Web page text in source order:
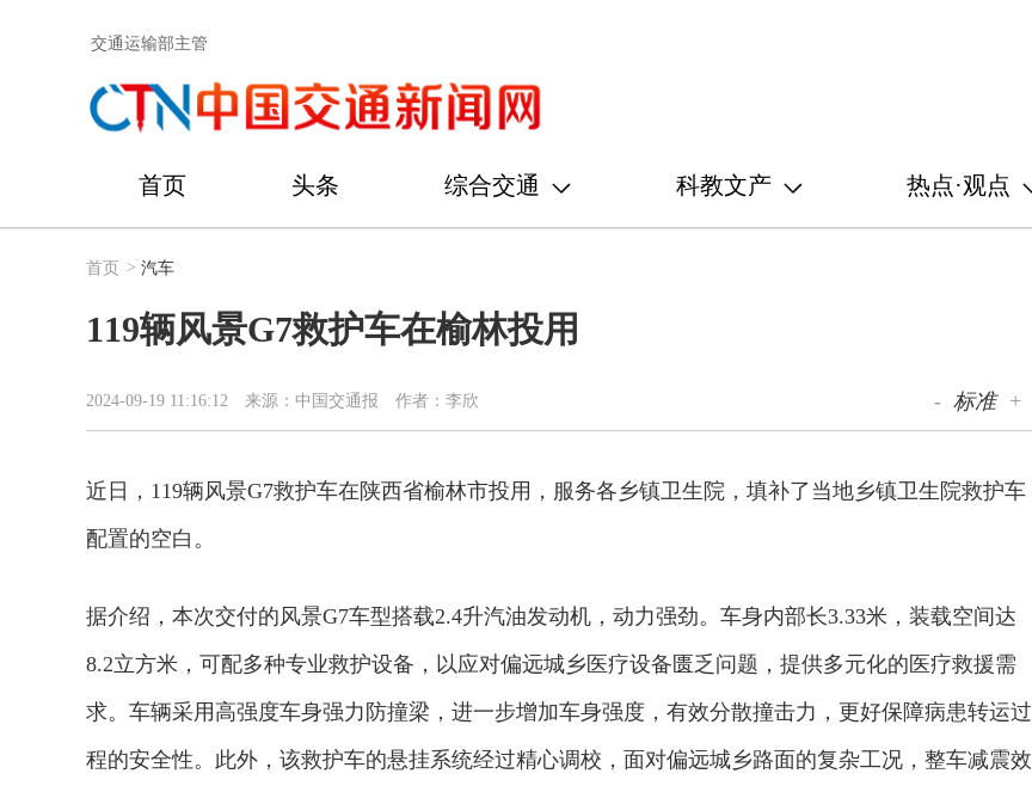
交通运输部主管
首页 头条 综合交通 科教文产 热点·观点
首页 > 汽车
119辆风景G7救护车在榆林投用
2024-09-19 11:16:12 来源：中国交通报 作者：李欣 - 标准 +
近日，119辆风景G7救护车在陕西省榆林市投用，服务各乡镇卫生院，填补了当地乡镇卫生院救护车
配置的空白。
据介绍，本次交付的风景G7车型搭载2.4升汽油发动机，动力强劲。车身内部长3.33米，装载空间达
8.2立方米，可配多种专业救护设备，以应对偏远城乡医疗设备匮乏问题，提供多元化的医疗救援需
求。车辆采用高强度车身强力防撞梁，进一步增加车身强度，有效分散撞击力，更好保障病患转运过
程的安全性。此外，该救护车的悬挂系统经过精心调校，面对偏远城乡路面的复杂工况，整车减震效